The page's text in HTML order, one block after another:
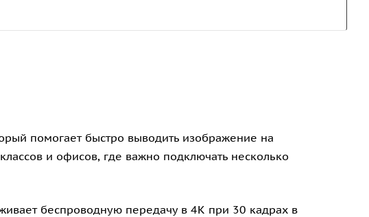
помогает быстро выводить изображение на
и офисов, где важно подключать несколько
беспроводную передачу в 4K при 30 кадрах в